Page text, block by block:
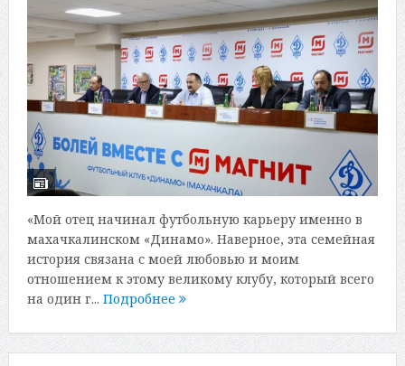
«Мой отец начинал футбольную карьеру именно в
махачкалинском «Динамо». Наверное, эта семейная
история связана с моей любовью и моим
отношением к этому великому клубу, который всего
на один г... Подробнее